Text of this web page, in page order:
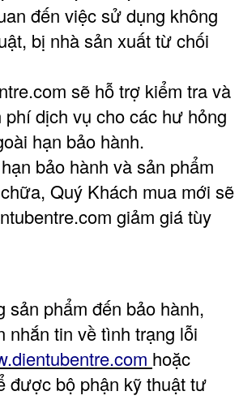
đến việc sử dụng không
bị nhà sản xuất từ chối
sẽ hỗ trợ kiểm tra và
dịch vụ cho các hư hỏng
hạn bảo hành.
bảo hành và sản phẩm
Quý Khách mua mới sẽ
giảm giá tùy
sản phẩm đến bảo hành,
nhắn tin về tình trạng lỗi
hoặc
được bộ phận kỹ thuật tư